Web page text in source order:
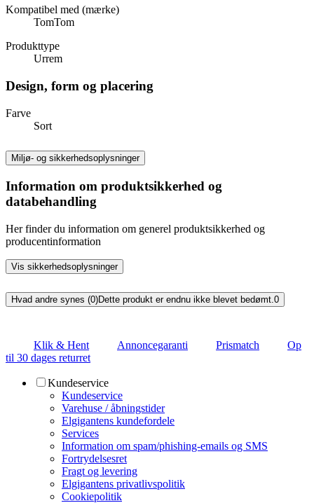
Kompatibel med (mærke)
TomTom
Produkttype
Urrem
Design, form og placering
Farve
Sort
Miljø- og sikkerhedsoplysninger
Information om produktsikkerhed og
databehandling
Her finder du information om generel produktsikkerhed og
producentinformation
Vis sikkerhedsoplysninger
Hvad andre synes (0)Dette produkt er endnu ikke blevet bedømt.0
Klik & Hent Annoncegaranti Prismatch
Op
til 30 dages returret
Kundeservice
Kundeservice
Varehuse / åbningstider
Elgigantens kundefordele
Services
Information om spam/phishing-emails og SMS
Fortrydelsesret
Fragt og levering
Elgigantens privatlivspolitik
Cookiepolitik